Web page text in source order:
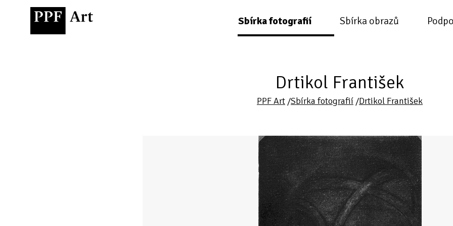
Sbírka fotografií Sbírka obrazů
Drtikol František
PPF Art /Sbírka fotografií /Drtikol František